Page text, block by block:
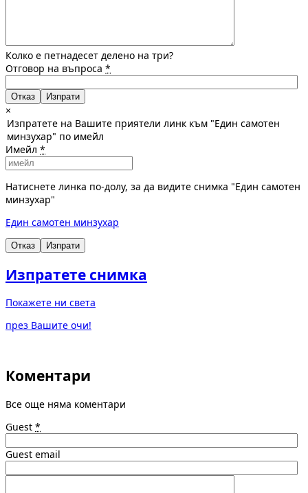
Колко е петнадесет делено на три?
Отговор на въпроса *
Отказ
×
Изпратете на Вашите приятели линк към "Един самотен
минзухар" по имейл
Имейл *
Натиснете линка по-долу, за да видите снимка "Един самотен
минзухар"
Един самотен минзухар
Отказ Изпрати
Изпратете снимка
Покажете ни света
през Вашите очи!
Коментари
Все още няма коментари
Guest *
Guest email